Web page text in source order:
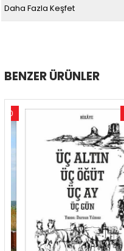
Daha Fazla Keşfet
BENZER ÜRÜNLER